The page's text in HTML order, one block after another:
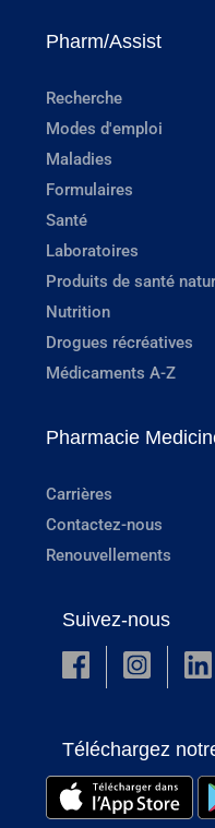
Pharm/Assist
Recherche
Modes d'emploi
Maladies
Formulaires
Santé
Laboratoires
Produits de santé
Nutrition
Drogues récréatives
Médicaments A-Z
Pharmacie
Carrières
Contactez-nous
Renouvellements
Suivez-nous
Téléchargez